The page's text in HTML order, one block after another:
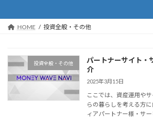
HOME 投資全般・その他
投資全般・その他
パートナーサイト・
介
2025年3月15日
ここでは、資産運用や
らの暮らしを考える方
ィアパートナー様・サ